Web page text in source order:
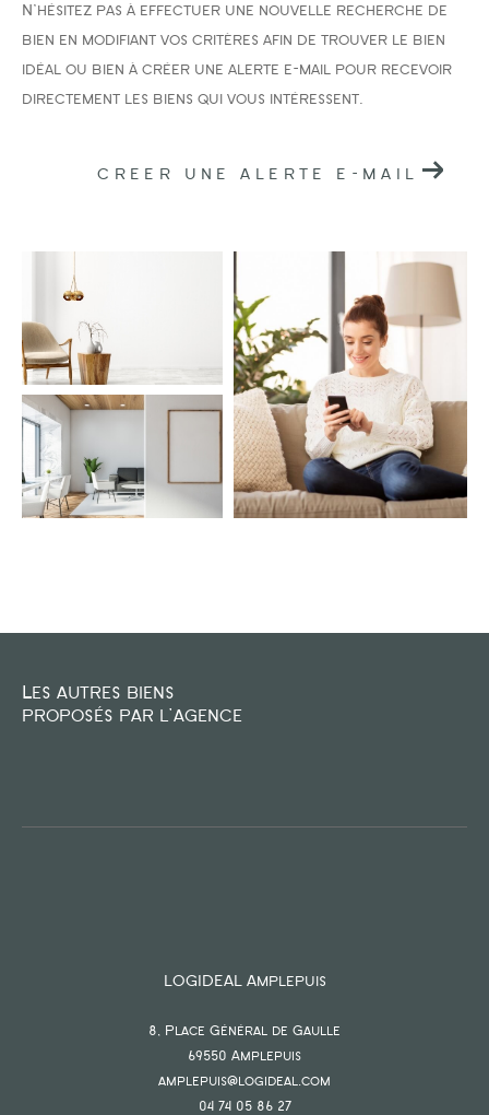
N'hésitez pas à effectuer une nouvelle recherche de
bien en modifiant vos critères afin de trouver le bien
idéal ou bien à créer une alerte e-mail pour recevoir
directement les biens qui vous intéressent.
CREER UNE ALERTE E-MAIL
Les autres biens
proposés par l'agence
LOGIDEAL Amplepuis
8, Place Général de Gaulle
69550 amplepuis
amplepuis@logideal.com
04 74 05 86 27
AFFINER LES CRITÈRES
TERRASSE PISCINE